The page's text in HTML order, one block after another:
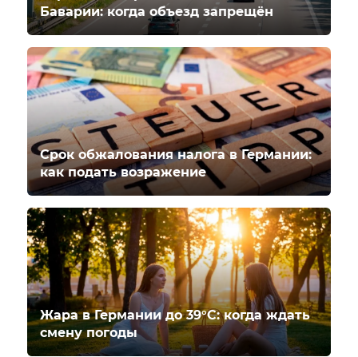
Баварии: когда объезд запрещён
Срок обжалования налога в Германии:
как подать возражение
Жара в Германии до 39°C: когда ждать
смену погоды